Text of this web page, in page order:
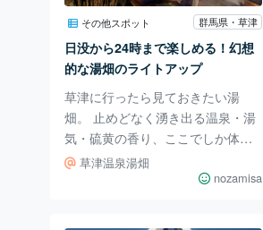
の野菜を教えてくださることもあ
り、野菜選びに迷ったとき大助か
りです。 色とりどりの果物も小林
君八百屋に並べられており、りん
ごが多
その他スポット 群馬県・草津
日没から24時まで楽しめる！幻想
的な湯畑のライトアップ
草津に行ったら見ておきたい湯
畑。 止めどなく湧き出る温泉・湯
気・硫黄の香り、ここでしか体験
できません。 昼間は湯畑の周りを
散策、夜はライトアップを楽しみ
草津温泉湯畑
nozamisa